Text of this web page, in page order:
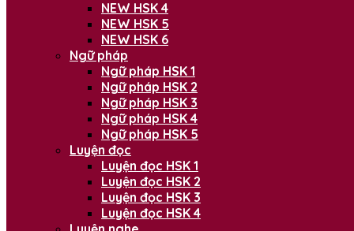
NEW HSK 4
NEW HSK 5
NEW HSK 6
Ngữ pháp
Ngữ pháp HSK 1
Ngữ pháp HSK 2
Ngữ pháp HSK 3
Ngữ pháp HSK 4
Ngữ pháp HSK 5
Luyện đọc
Luyện đọc HSK 1
Luyện đọc HSK 2
Luyện đọc HSK 3
Luyện đọc HSK 4